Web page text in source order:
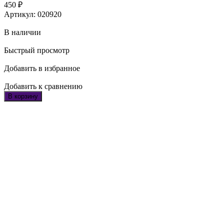
450 ₽
Артикул: 020920
В наличии
Быстрый просмотр
Добавить в избранное
Добавить к сравнению
В корзину